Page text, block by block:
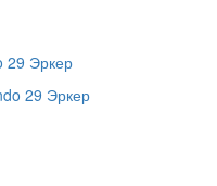
29 Эркер